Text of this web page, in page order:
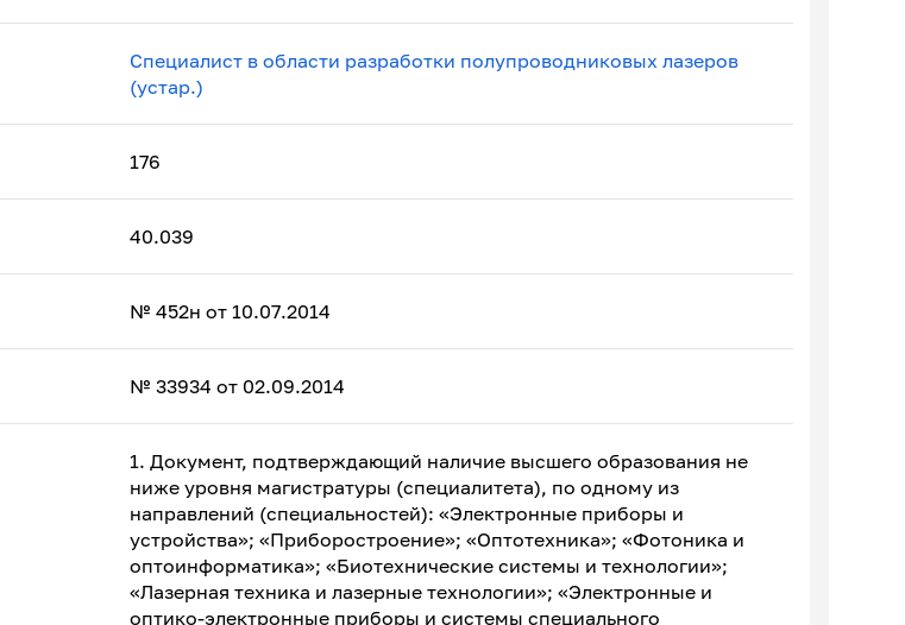
Специалист в области разработки полупроводниковых лазеров
(устар.)
176
40.039
№ 452н от 10.07.2014
№ 33934 от 02.09.2014
1. Документ, подтверждающий наличие высшего образования не
ниже уровня магистратуры (специалитета), по одному из
направлений (специальностей): «Электронные приборы и
устройства»; «Приборостроение»; «Оптотехника»; «Фотоника и
оптоинформатика»; «Биотехнические системы и технологии»;
«Лазерная техника и лазерные технологии»; «Электронные и
оптико-электронные приборы и системы специального